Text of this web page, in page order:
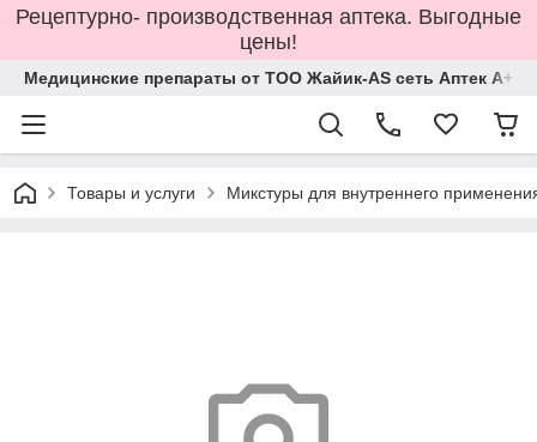
Рецептурно- производственная аптека. Выгодные
цены!
Медицинские препараты от ТОО Жайик-AS сеть Аптек А+
Товары и услуги Микстуры для внутреннего